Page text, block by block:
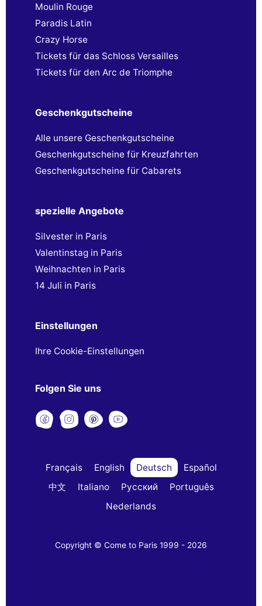
Moulin Rouge
Paradis Latin
Crazy Horse
Tickets für das Schloss Versailles
Tickets für den Arc de Triomphe
Geschenkgutscheine
Alle unsere Geschenkgutscheine
Geschenkgutscheine für Kreuzfahrten
Geschenkgutscheine für Cabarets
spezielle Angebote
Silvester in Paris
Valentinstag in Paris
Weihnachten in Paris
14 Juli in Paris
Einstellungen
Ihre Cookie-Einstellungen
Folgen Sie uns
Français English Deutsch
Español
中文
Italiano Русский
Português
Nederlands
Copyright © Come to Paris 1999 - 2026